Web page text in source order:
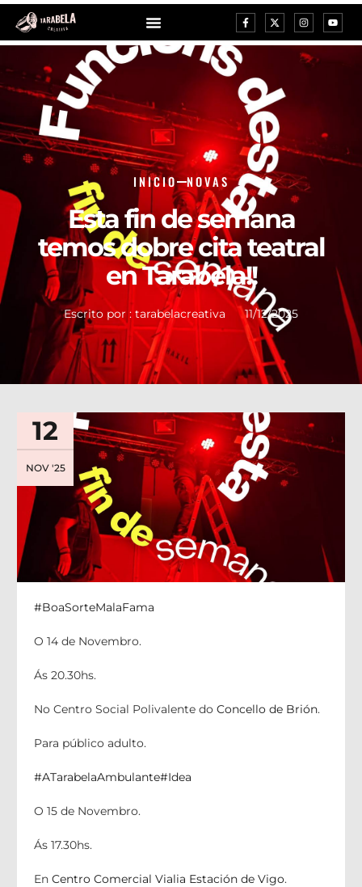
Esta fin de semana
temos dobre cita teatral
en Tarabela!!
Escrito por : tarabelacreativa 11/12/2025
INICIO NOVAS
12
NOV '25
#BoaSorteMalaFama
O 14 de Novembro.
Ás 20.30hs.
No Centro Social Polivalente do Concello de Brión.
Para público adulto.
#ATarabelaAmbulante#Idea
O 15 de Novembro.
Ás 17.30hs.
En Centro Comercial Vialia Estación de Vigo.